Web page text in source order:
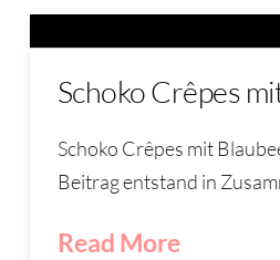
Schoko Crêpes
Schoko Crêpes mit
Beitrag entstand in
Read More